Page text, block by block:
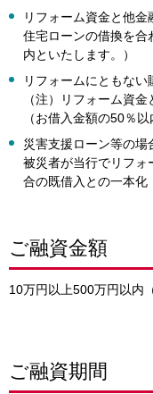
リフォーム資金と他
住宅ローンの借換を合
内といたします。）
リフォームにともな
（注）リフォーム資
（お借入金額の50％以
災害支援ローン等の場
被災者が当行でリフォ
合の既借入との一本化
ご融資金額
10万円以上500万円以内
ご融資期間